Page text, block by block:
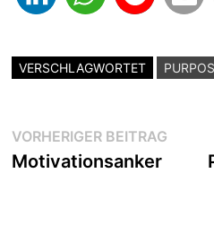
VERSCHLAGWORTET
VORHERIGER BEITRAG
Motivationsanker